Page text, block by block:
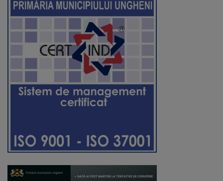
funcționare
Integritate
și
calitate
Consiliul
Secretar
Consilieri